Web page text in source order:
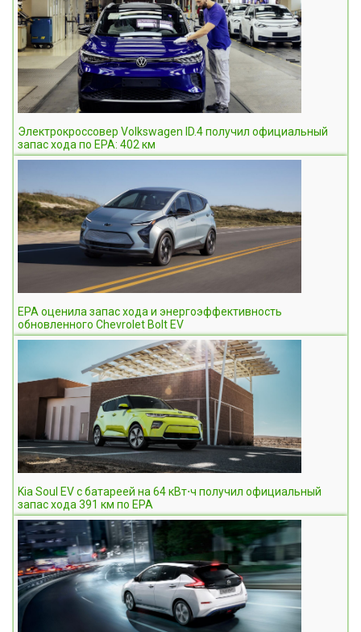
Электрокроссовер Volkswagen ID.4 получил официальный
запас хода по EPA: 402 км
EPA оценила запас хода и энергоэффективность
обновленного Chevrolet Bolt EV
Kia Soul EV c батареей на 64 кВт⋅ч получил официальный
запас хода 391 км по EPA